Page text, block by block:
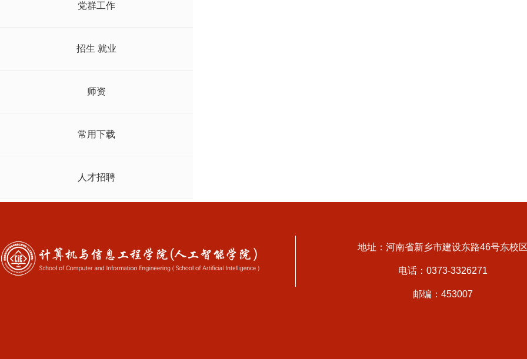
党群工作
招生 就业
师资
常用下载
人才招聘
地址：河南省新乡市建设东路46号东校
电话：0373-3326271
邮编：453007